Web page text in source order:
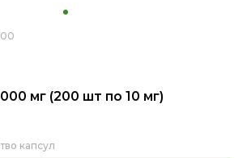
мг (200 шт по 10 мг)
капсул